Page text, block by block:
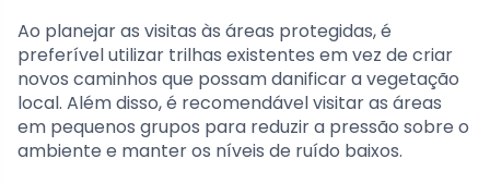
Ao planejar as visitas às áreas protegidas, é
preferível utilizar trilhas existentes em vez de criar
novos caminhos que possam danificar a vegetação
local. Além disso, é recomendável visitar as áreas
em pequenos grupos para reduzir a pressão sobre o
ambiente e manter os níveis de ruído baixos.